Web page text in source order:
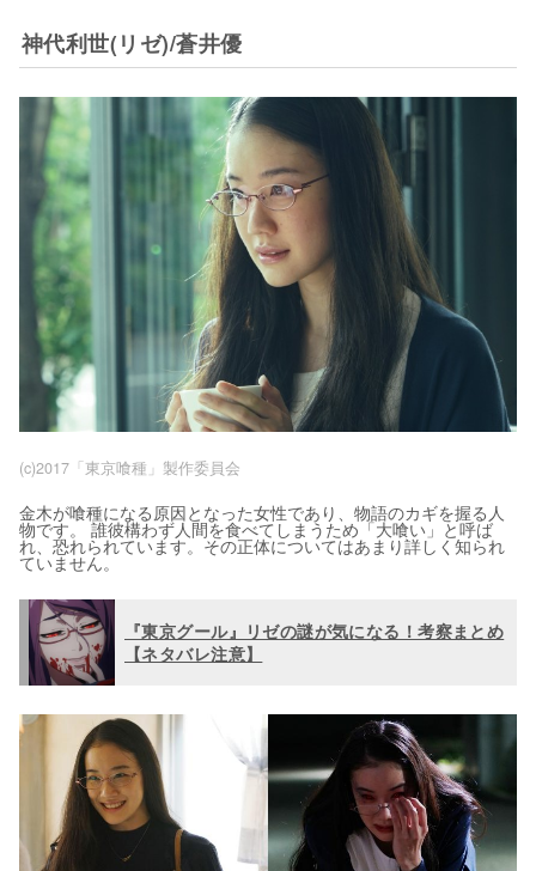
神代利世(リゼ)/蒼井優
(c)2017「東京喰種」製作委員会
金木が喰種になる原因となった女性であり、物語のカギを握る人
物です。 誰彼構わず人間を食べてしまうため「大喰い」と呼ば
れ、恐れられています。その正体についてはあまり詳しく知られ
ていません。
『東京グール』リゼの謎が気になる！考察まとめ
【ネタバレ注意】